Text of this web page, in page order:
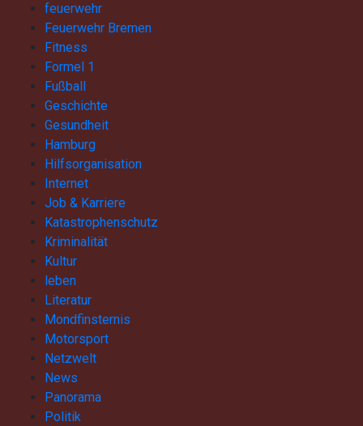
feuerwehr
Feuerwehr Bremen
Fitness
Formel 1
Fußball
Geschichte
Gesundheit
Hamburg
Hilfsorganisation
Internet
Job & Karriere
Katastrophenschutz
Kriminalität
Kultur
leben
Literatur
Mondfinsternis
Motorsport
Netzwelt
News
Panorama
Politik